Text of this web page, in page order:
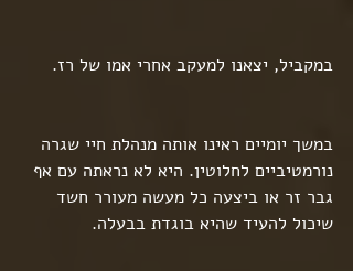
במקביל, יצאנו למעקב אחרי אמו של רז.
במשך יומיים ראינו אותה מנהלת חיי שגרה
נורמטיביים לחלוטין. היא לא נראתה עם אף
גבר זר או ביצעה כל מעשה מעורר חשד
שיכול להעיד שהיא בוגדת בבעלה.